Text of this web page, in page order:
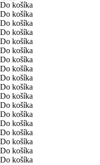
Do košíka
Do košíka
Do košíka
Do košíka
Do košíka
Do košíka
Do košíka
Do košíka
Do košíka
Do košíka
Do košíka
Do košíka
Do košíka
Do košíka
Do košíka
Do košíka
Do košíka
Do košíka